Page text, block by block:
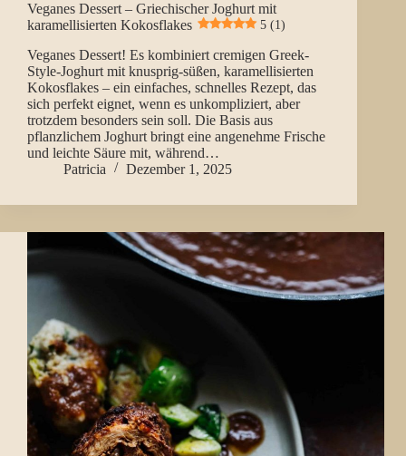
Veganes Dessert – Griechischer Joghurt mit
karamellisierten Kokosflakes
5 (1)
Veganes Dessert! Es kombiniert cremigen Greek-
Style-Joghurt mit knusprig-süßen, karamellisierten
Kokosflakes – ein einfaches, schnelles Rezept, das
sich perfekt eignet, wenn es unkompliziert, aber
trotzdem besonders sein soll. Die Basis aus
pflanzlichem Joghurt bringt eine angenehme Frische
und leichte Säure mit, während…
Patricia
Dezember 1, 2025